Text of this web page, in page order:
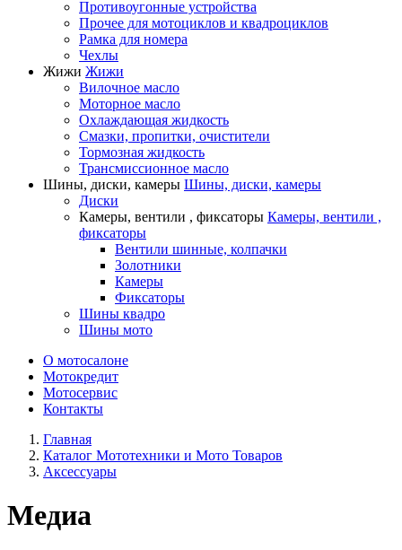
Противоугонные устройства
Прочее для мотоциклов и квадроциклов
Рамка для номера
Чехлы
Жижи Жижи
Вилочное масло
Моторное масло
Охлаждающая жидкость
Смазки, пропитки, очистители
Тормозная жидкость
Трансмиссионное масло
Шины, диски, камеры Шины, диски, камеры
Диски
Камеры, вентили , фиксаторы Камеры, вентили ,
фиксаторы
Вентили шинные, колпачки
Золотники
Камеры
Фиксаторы
Шины квадро
Шины мото
О мотосалоне
Мотокредит
Мотосервис
Контакты
Главная
Каталог Мототехники и Мото Товаров
Аксессуары
Медиа